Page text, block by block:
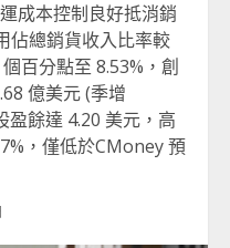
成本控制良好抵消銷
佔總銷貨收入比率較
百分點至 8.53%，創
億美元 (季增
盈餘達 4.20 美元，高
，僅低於CMoney 預